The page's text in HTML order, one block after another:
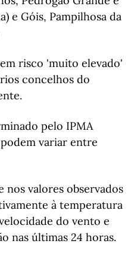
e Góis, Pampilhosa da
risco 'muito elevado'
concelhos do
pelo IPMA
variar entre
nos valores observados
à temperatura
do vento e
nas últimas 24 horas.